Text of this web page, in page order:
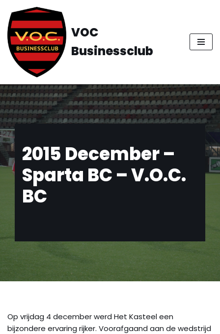
Ga
naar
de
inhoud
VOC
Businessclub
2015 December –
Sparta BC – V.O.C.
BC
Op vrijdag 4 december werd Het Kasteel een
bijzondere ervaring rijker. Voorafgaand aan de wedstrijd